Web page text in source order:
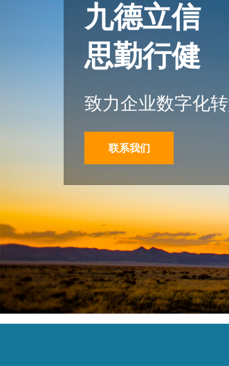
九德立信
思勤行健
致力企业数字化
联系我们